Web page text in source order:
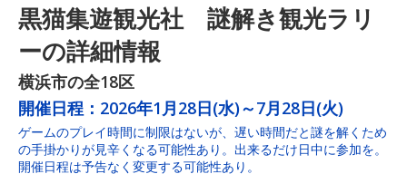
黒猫集遊観光社 謎解き観光ラリ
ーの詳細情報
横浜市の全18区
開催日程： 2026年1月28日(水)～7月28日(火)
ゲームのプレイ時間に制限はないが、遅い時間だと謎を解くため
の手掛かりが見辛くなる可能性あり。出来るだけ日中に参加を。
開催日程は予告なく変更する可能性あり。